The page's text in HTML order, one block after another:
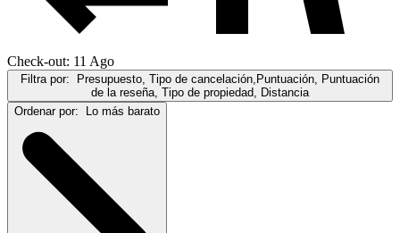
Check-out: 11 Ago
Filtra por: Presupuesto, Tipo de cancelación,Puntuación, Puntuación
de la reseña, Tipo de propiedad, Distancia
Ordenar por: Lo más barato